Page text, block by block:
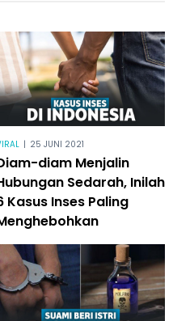
| 25 JUNI 2021
diam Menjalin
Sedarah, Inilah
Kasus Inses Paling